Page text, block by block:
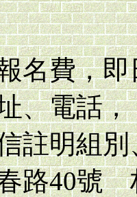
名費，
、電話，
、姓
路40號